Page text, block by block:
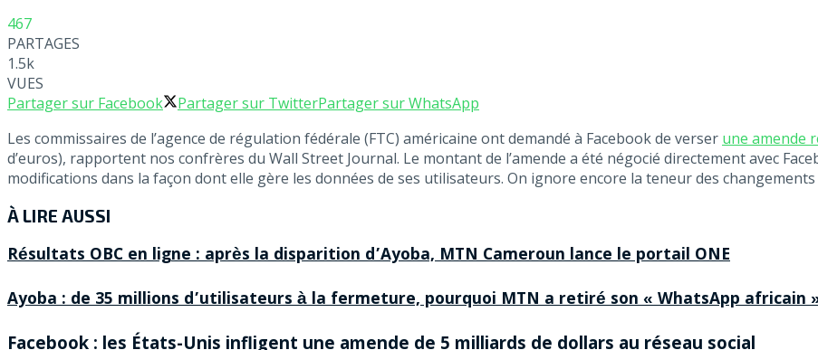
467
PARTAGES
1.5k
VUES
Partager sur Facebook
Partager sur TwitterPartager sur WhatsApp
Les commissaires de l’agence de régulation fédérale (FTC) américaine ont demandé à Facebook de verser une amende
d’euros), rapportent nos confrères du Wall Street Journal. Le montant de l’amende a été négocié directement avec
modifications dans la façon dont elle gère les données de ses utilisateurs. On ignore encore la teneur des changements
À LIRE AUSSI
Résultats OBC en ligne : après la disparition d’Ayoba, MTN Cameroun lance le portail ONE
Ayoba : de 35 millions d’utilisateurs à la fermeture, pourquoi MTN a retiré son « WhatsApp africain
Facebook : les États-Unis infligent une amende de 5 milliards de dollars au réseau social